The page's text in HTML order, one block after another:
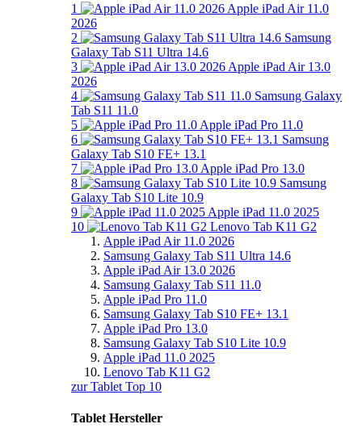
1
Apple iPad Air 11.0
2026
2
Samsung
Galaxy Tab S11 Ultra 14.6
3
Apple iPad Air 13.0
2026
4
Samsung Galaxy
Tab S11 11.0
5
Apple iPad Pro 11.0
6
Samsung
Galaxy Tab S10 FE+ 13.1
7
Apple iPad Pro 13.0
8
Samsung
Galaxy Tab S10 Lite 10.9
9
Apple iPad 11.0 2025
10
Lenovo Tab K11 G2
Apple iPad Air 11.0 2026
Samsung Galaxy Tab S11 Ultra 14.6
Apple iPad Air 13.0 2026
Samsung Galaxy Tab S11 11.0
Apple iPad Pro 11.0
Samsung Galaxy Tab S10 FE+ 13.1
Apple iPad Pro 13.0
Samsung Galaxy Tab S10 Lite 10.9
Apple iPad 11.0 2025
Lenovo Tab K11 G2
zur Tablet Top 10
Tablet Hersteller